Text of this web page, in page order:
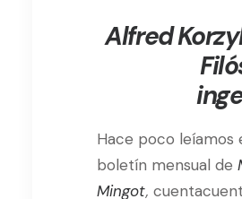
Alfred
Hace poco leíamos
boletín mensual de
Mingot,